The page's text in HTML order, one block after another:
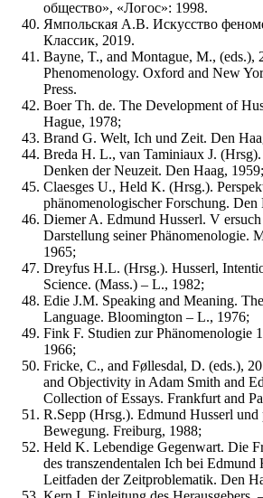
общество», «Логос»: 1998.
Ямпольская А.В. Искусство
Классик, 2019.
Bayne, T., and Montague, M., (eds.),
Phenomenology. Oxford and New
Press.
Boer Th. de. The Development of
Hague, 1978;
Brand G. Welt, Ich und Zeit. Den
Breda H. L., van Taminiaux J. (Hrsg).
Denken der Neuzeit. Den Haag, 1959;
Claesges U., Held K. (Hrsg.).
phänomenologischer Forschung. Den
Diemer A. Edmund Husserl. V ersuch
Darstellung seiner Phänomenologie.
1965;
Dreyfus H.L. (Hrsg.). Husserl,
Science. (Mass.) – L., 1982;
Edie J.M. Speaking and Meaning.
Language. Bloomington – L., 1976;
Fink F. Studien zur Phänomenologie
1966;
Fricke, C., and Føllesdal, D. (eds.),
and Objectivity in Adam Smith and
Collection of Essays. Frankfurt and
R.Sepp (Hrsg.). Edmund Husserl und
Bewegung. Freiburg, 1988;
Held K. Lebendige Gegenwart. Die
des transzendentalen Ich bei
Leitfaden der Zeitproblematik. Den